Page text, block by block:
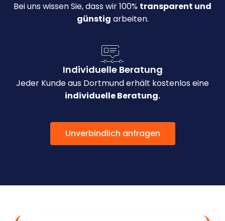
Bei uns wissen Sie, dass wir 100% transparent und
günstig arbeiten.
Individuelle Beratung
Jeder Kunde aus Dortmund erhält kostenlos eine
individuelle Beratung.
Unverbindlich anfragen